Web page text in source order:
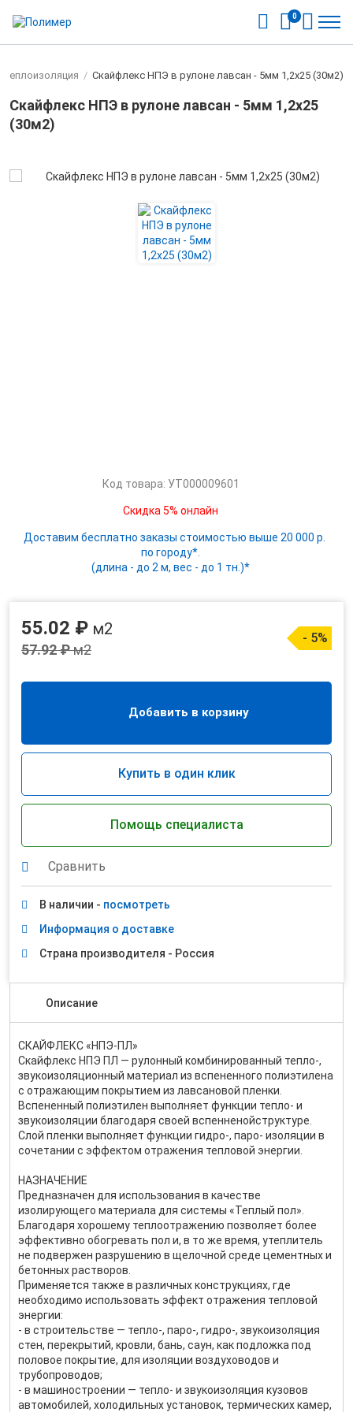
0
Теплоизоляция / Скайфлекс НПЭ в рулоне лавсан - 5мм 1,2х25 (30м2)
Скайфлекс НПЭ в рулоне лавсан - 5мм 1,2х25
(30м2)
Код товара: УТ000009601
Скидка 5% онлайн
Доставим бесплатно заказы стоимостью выше 20 000 р.
по городу*.
(длина - до 2 м, вес - до 1 тн.)*
55.02 ₽ м2
57.92 ₽м2
- 5%
Добавить в корзину
Купить в один клик
Помощь специалиста
Сравнить
В наличии - посмотреть
Информация о доставке
Страна производителя - Россия
Описание
СКАЙФЛЕКС «НПЭ-ПЛ»
Скайфлекс НПЭ ПЛ — рулонный комбинированный тепло-,
звукоизоляционный материал из вспененного полиэтилена
с отражающим покрытием из лавсановой пленки.
Вспененный полиэтилен выполняет функции тепло- и
звукоизоляции благодаря своей вспенненойструктуре.
Слой пленки выполняет функции гидро-, паро- изоляции в
сочетании с эффектом отражения тепловой энергии.
НАЗНАЧЕНИЕ
Предназначен для использования в качестве
изолирующего материала для системы «Теплый пол».
Благодаря хорошему теплоотражению позволяет более
эффективно обогревать пол и, в то же время, утеплитель
не подвержен разрушению в щелочной среде цементных и
бетонных растворов.
Применяется также в различных конструкциях, где
необходимо использовать эффект отражения тепловой
энергии:
- в строительстве — тепло-, паро-, гидро-, звукоизоляция
стен, перекрытий, кровли, бань, саун, как подложка под
половое покрытие, для изоляции воздуховодов и
трубопроводов;
- в машиностроении — тепло- и звукоизоляция кузовов
автомобилей, холодильных установок, термических камер,